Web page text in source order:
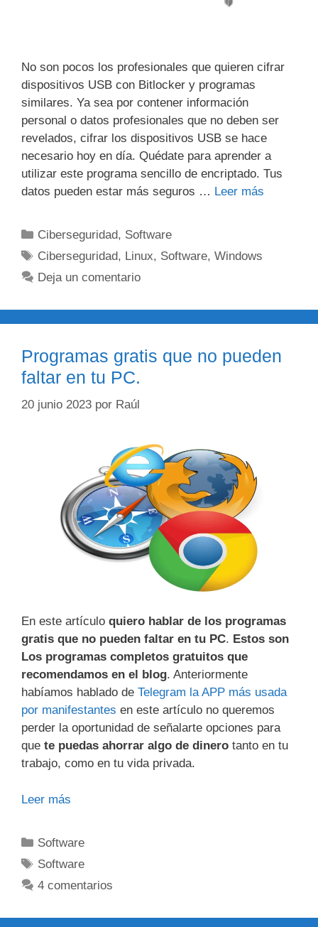
No son pocos los profesionales que quieren cifrar
dispositivos USB con Bitlocker y programas
similares. Ya sea por contener información
personal o datos profesionales que no deben ser
revelados, cifrar los dispositivos USB se hace
necesario hoy en día. Quédate para aprender a
utilizar este programa sencillo de encriptado. Tus
datos pueden estar más seguros … Leer más
Categorías
Ciberseguridad, Software
Etiquetas
Ciberseguridad, Linux, Software,Windows
Deja un comentario
Programas gratis que no pueden
faltar en tu PC.
20 junio 2023 por Raúl
En este artículo quiero hablar de los programas
gratis que no pueden faltar en tu PC. Estos son
Los programas completos gratuitos que
recomendamos en el blog. Anteriormente
habíamos hablado de Telegram la APP más usada
por manifestantes en este artículo no queremos
perder la oportunidad de señalarte opciones para
que te puedas ahorrar algo de dinero tanto en tu
trabajo, como en tu vida privada.
Leer más
Categorías
Software
Etiquetas
Software
4 comentarios